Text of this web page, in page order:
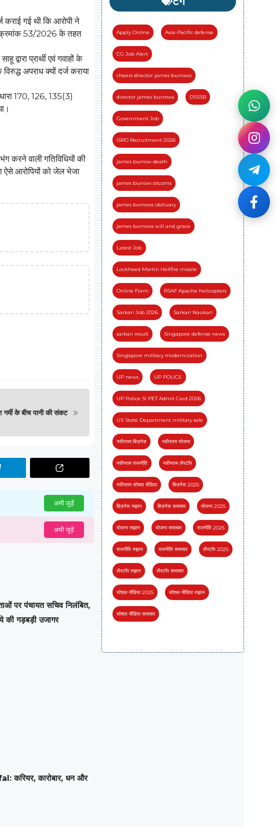
कराई गई थी कि आरोपी ने
क्रमांक 53/2026 के तहत
प्रार्थी एवं गवाहों के
अपराध क्यों दर्ज कराया
धारा 170, 126, 135(3)
करने वाली गतिविधियों की
ऐसे आरोपियों को जेल भेजा
के बीच पानी की संकट
»
अभी जुड़ें
अभी जुड़ें
पर पंचायत सचिव निलंबित,
की गड़बड़ी उजागर
करियर, कारोबार, धन और
Apply Online Asia-Pacific defense
CG Job Alert
cheers director james burrows
director james burrows DSSSB
Government Job
ISRO Recruitment 2026
james burrow death
james burrow sitcoms
james burrows obituary
james burrows will and grace
Latest Job
Lockheed Martin Hellfire missile
Online Form RSAF Apache helicopters
Sarkari Job 2026 Sarkari Naukari
sarkari result Singapore defense news
Singapore military modernization
UP news UP POLICE
UP Police SI PET Admit Card 2026
US State Department military sale
नवीनतम बिज़नेस नवीनतम योजना
नवीनतम राजनीति नवीनतम लैपटॉप
नवीनतम सोशल मीडिया बिज़नेस 2025
बिज़नेस रुझान बिज़नेस समाचार योजना 2025
योजना रुझान योजना समाचार राजनीति 2025
राजनीति रुझान राजनीति समाचार लैपटॉप 2025
लैपटॉप रुझान लैपटॉप समाचार
सोशल मीडिया 2025 सोशल मीडिया रुझान
सोशल मीडिया समाचार